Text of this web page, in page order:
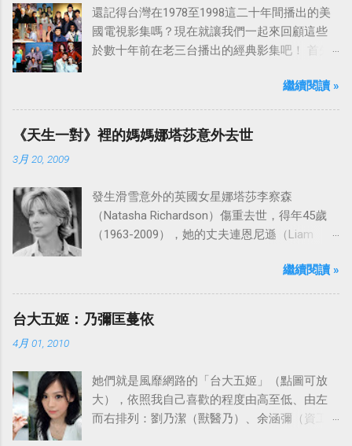
還記得台灣在1978至1998這二十年間播出的美
國電視影集嗎？現在就讓我們一起來回顧這些
於數十年前在老三台播出的經典影集吧！ 首先
「愛之船」（The Love Boat），這部影集最早
是在1977年9月24日至1986年5月24日於美國
ABC頻道首播，共播出了249集。 令人懷念的愛
之船旋律：
繼續閱讀 »
《天生一對》裡的媽媽娜塔莎意外去世
3月 20, 2009
發生滑雪意外的英國女星娜塔莎李察森
（Natasha Richardson）傷重去世，得年45歲
（1963-2009），她的丈夫連恩尼遜（Liam
到傷心，希望外界給他們空間撫平傷痛。繼續閱讀 »
台大五姬：乃彌匡蔓依
4月 01, 2010
她們就是風靡網路的「台大五姬」（點圖可放
大），依照我自己喜歡的程度由高至低、由左
而右排列：劉乃潔（獸醫乃）、余涵彌（資工